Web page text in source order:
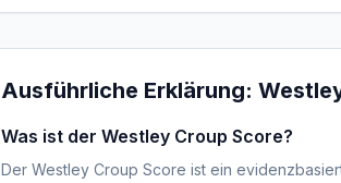
Ausführliche Erklärung:
Was ist der Westley Croup Score?
Der Westley Croup Score ist ein